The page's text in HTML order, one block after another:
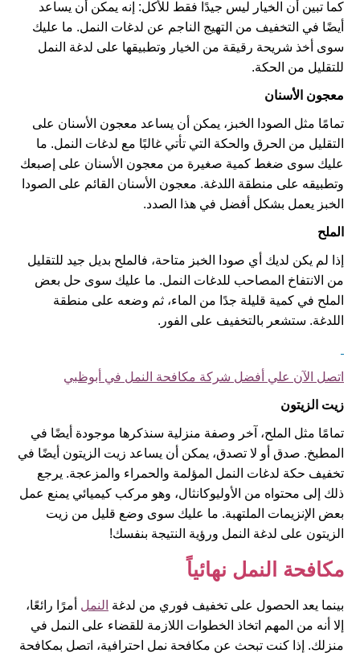
كما تبين أن الخيار ليس جيدًا فقط للأكل: إنه يمكن أن يساعد
أيضًا في التخفيف من التهيج الناجم عن لدغات النمل. ما عليك
سوى أخذ شريحة رقيقة من الخيار وتطبيقها على لدغة النمل
للتقليل من الحكة.
معجون الأسنان
تمامًا مثل الصودا الخبز، يمكن أن يساعد معجون الأسنان على
التقليل من الحرق والحكة التي تأتي غالبًا مع لدغات النمل. ما
عليك سوى ضغط كمية صغيرة من معجون الأسنان على إصبعك
وتطبيقه على منطقة اللدغة. معجون الأسنان القائم على الصودا
الخبز يعمل بشكل أفضل في هذا الصدد.
الملح
إذا لم يكن لديك أي صودا الخبز متاحة، فالملح بديل جيد للتقليل
من الانتفاخ المصاحب للدغات النمل. ما عليك سوى حل بعض
الملح في كمية قليلة جدًا من الماء، ثم وضعه على منطقة
اللدغة. ستشعر بالتخفيف على الفور.
اتصل الآن علي أفضل شركة مكافحة النمل في أبوظبي
زيت الزيتون
تمامًا مثل الملح، آخر وصفة منزلية سنذكرها موجودة أيضًا في
المطبخ. صدق أو لا تصدق، يمكن أن يساعد زيت الزيتون أيضًا في
تخفيف حكة لدغات النمل المؤلمة والحمراء والمزعجة. يرجع
ذلك إلى محتواه من الأوليوكانثال، وهو مركب كيميائي يمنع عمل
بعض الإنزيمات الملتهبة. ما عليك سوى وضع قليل من زيت
الزيتون على لدغة النمل ورؤية النتيجة بنفسك!
مكافحة النمل نهائياً
بينما يعد الحصول على تخفيف فوري من لدغة النمل أمرًا رائعًا،
إلا أنه من المهم اتخاذ الخطوات اللازمة للقضاء على النمل في
منزلك. إذا كنت تبحث عن مكافحة نمل احترافية، اتصل بمكافحة